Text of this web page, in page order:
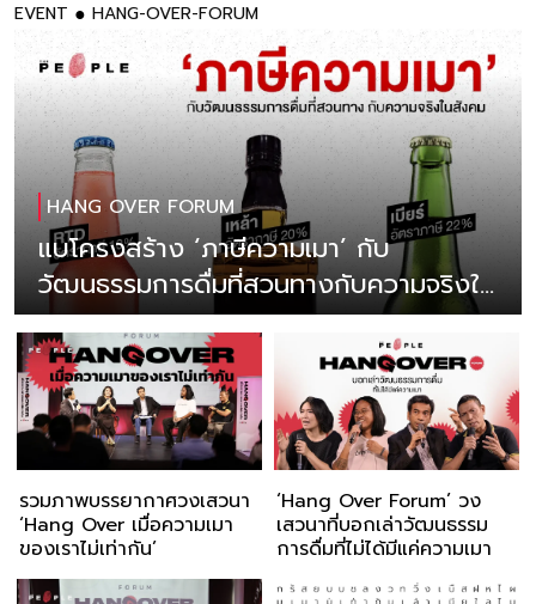
EVENT HANG-OVER-FORUM
HANG OVER FORUM
แบโครงสร้าง ‘ภาษีความเมา’ กับ
วัฒนธรรมการดื่มที่สวนทางกับความจริงใน
สังคม
รวมภาพบรรยากาศวงเสวนา
‘Hang Over เมื่อความเมา
ของเราไม่เท่ากัน’
‘Hang Over Forum’ วง
เสวนาที่บอกเล่าวัฒนธรรม
การดื่มที่ไม่ได้มีแค่ความเมา